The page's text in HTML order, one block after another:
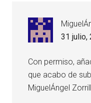
31 julio,
Con permiso,
que acabo de
MiguelÁngel